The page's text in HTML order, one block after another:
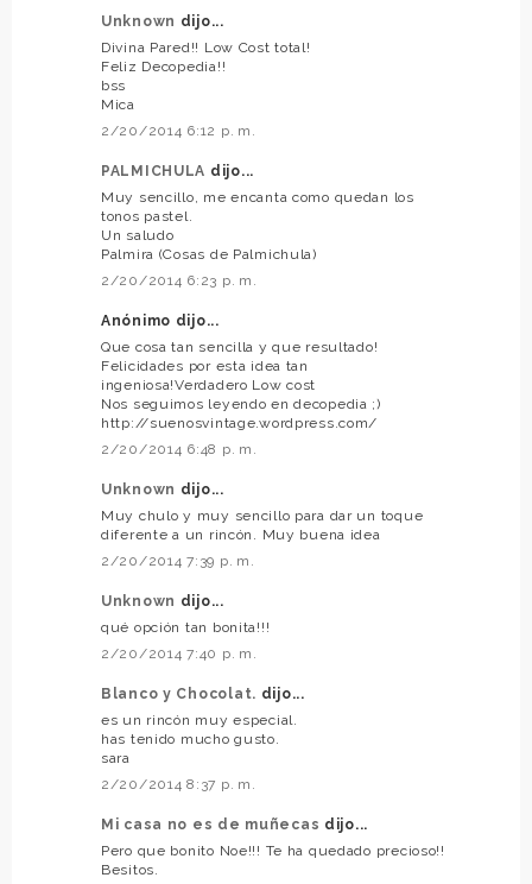
Unknown dijo...
Divina Pared!! Low Cost total!
Feliz Decopedia!!
bss
Mica
2/20/2014 6:12 p. m.
PALMICHULA dijo...
Muy sencillo, me encanta como quedan los
tonos pastel.
Un saludo
Palmira (Cosas de Palmichula)
2/20/2014 6:23 p. m.
Anónimo dijo...
Que cosa tan sencilla y que resultado!
Felicidades por esta idea tan
ingeniosa!Verdadero Low cost
Nos seguimos leyendo en decopedia ;)
http://suenosvintage.wordpress.com/
2/20/2014 6:48 p. m.
Unknown dijo...
Muy chulo y muy sencillo para dar un toque
diferente a un rincón. Muy buena idea
2/20/2014 7:39 p. m.
Unknown dijo...
qué opción tan bonita!!!
2/20/2014 7:40 p. m.
Blanco y Chocolat. dijo...
es un rincón muy especial.
has tenido mucho gusto.
sara
2/20/2014 8:37 p. m.
Mi casa no es de muñecas dijo...
Pero que bonito Noe!!! Te ha quedado precioso!!
Besitos.